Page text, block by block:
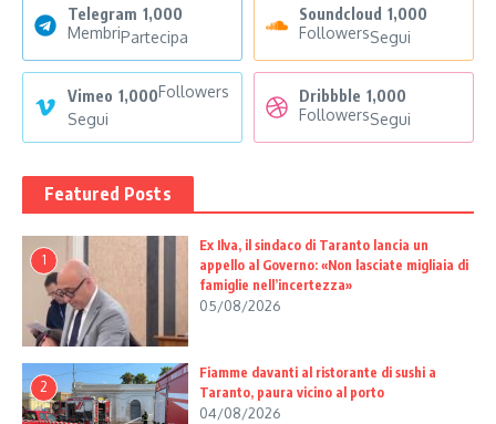
Telegram 1,000
MembriPartecipa
Soundcloud 1,000
FollowersSegui
Vimeo 1,000Followers
Segui
Dribbble 1,000
FollowersSegui
Featured Posts
1
Ex Ilva, il sindaco di Taranto lancia un
appello al Governo: «Non lasciate migliaia di
famiglie nell’incertezza»
05/08/2026
2
Fiamme davanti al ristorante di sushi a
Taranto, paura vicino al porto
04/08/2026